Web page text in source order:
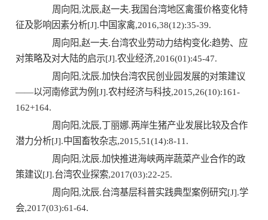
周向阳,沈辰,赵一夫.我国台湾地区禽蛋价格变化特
征及影响因素分析[J].中国家禽,2016,38(12):35-39.
周向阳,赵一夫.台湾农业劳动力结构变化:趋势、应
对策略及对大陆的启示[J].农业经济,2016(01):45-47.
周向阳,沈辰.加快台湾农民创业园发展的对策建议
——以河南修武为例[J].农村经济与科技,2015,26(10):161-
162+164.
周向阳,沈辰,丁丽娜.两岸生猪产业发展比较及合作
潜力分析[J].中国畜牧杂志,2015,51(14):8-11.
周向阳,沈辰.加快推进海峡两岸蔬菜产业合作的政
策建议[J].台湾农业探索,2017(03):22-25.
周向阳,沈辰.台湾基层科普实践典型案例研究[J].学
会,2017(03):61-64.